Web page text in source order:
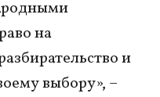
на
и
выбору», –